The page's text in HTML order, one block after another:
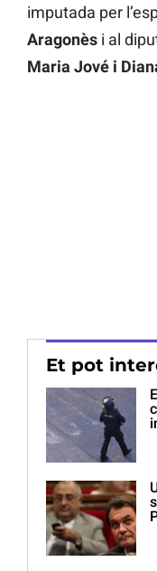
imputada per
Aragonès i al
Maria Jové i
Et pot